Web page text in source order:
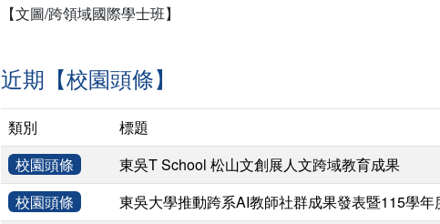
【文圖/跨領域國際學士班】
近期【校園頭條】
類別 標題
校園頭條
東吳T School 松山文創展人文跨域教育成果
校園頭條
東吳大學推動跨系AI教師社群成果發表暨115學年